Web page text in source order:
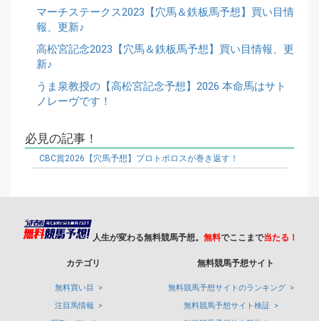
マーチステークス2023【穴馬＆鉄板馬予想】買い目情
報、更新♪
高松宮記念2023【穴馬＆鉄板馬予想】買い目情報、更
新♪
うま泉教授の【高松宮記念予想】2026 本命馬はサト
ノレーヴです！
必見の記事！
CBC賞2026【穴馬予想】プロトポロスが巻き返す！
人生が変わる無料競馬予想。 無料でここまで当たる！
カテゴリ
無料買い目
注目馬情報
無料競馬予想サイト
無料競馬予想サイトのランキング
無料競馬予想サイト検証